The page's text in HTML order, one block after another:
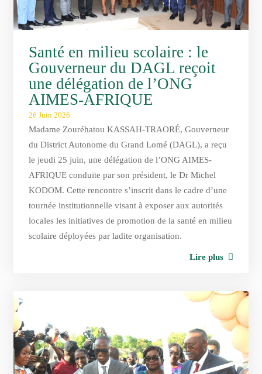
Santé en milieu scolaire : le
Gouverneur du DAGL reçoit
une délégation de l’ONG
AIMES-AFRIQUE
26 Juin 2026
Madame Zouréhatou KASSAH-TRAORÉ, Gouverneur
du District Autonome du Grand Lomé (DAGL), a reçu
le jeudi 25 juin, une délégation de l’ONG AIMES-
AFRIQUE conduite par son président, le Dr Michel
KODOM. Cette rencontre s’inscrit dans le cadre d’une
tournée institutionnelle visant à exposer aux autorités
locales les initiatives de promotion de la santé en milieu
scolaire déployées par ladite organisation.
Lire plus